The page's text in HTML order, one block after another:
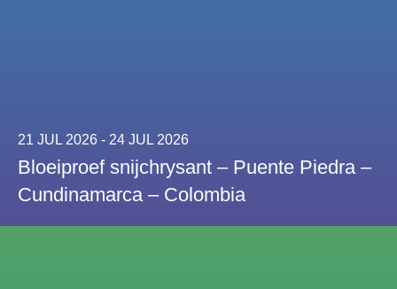
21 JUL 2026 - 24 JUL 2026
Bloeiproef snijchrysant – Puente Piedra –
Cundinamarca – Colombia